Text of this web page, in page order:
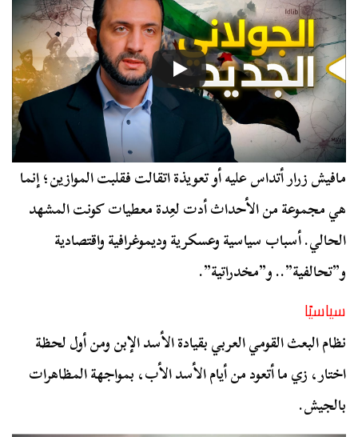
مافيش زرار أتداس عليه أو تعويذة اتقالت فقلبت الموازين؛ إنما
هي مجموعة من الأحداث أدت لعِدة معطيات كونت المشهد
الحالي. أسباب سياسية وعسكرية وديموغرافية واقتصادية
و”تحالفية”.. و”مخدراتية”.
سياسيًا
نظام البعث القومي العربي بقيادة الأسد الإبن ومن أول لحظة
اختار، زي ما أتعود من أيام الأسد الأب، بمواجهة المظاهرات
بالجيش.